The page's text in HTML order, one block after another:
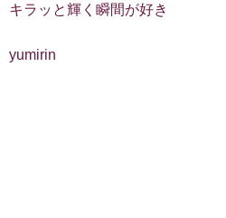
キラッと輝く瞬間が好き
yumirin